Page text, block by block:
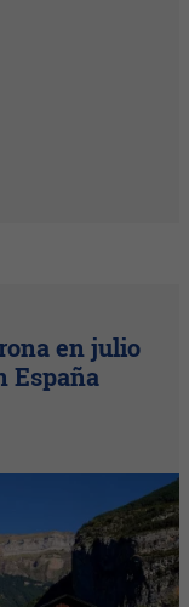
en julio
España